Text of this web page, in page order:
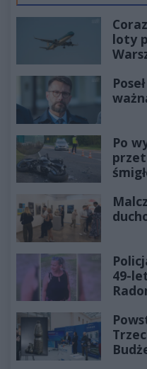
loty
Po
49-